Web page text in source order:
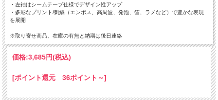
・左袖はシームテープ仕様でデザイン性アップ
・多彩なプリント/刺繍（エンボス、高周波、発泡、箔、ラメなど）で豊かな表現
を展開
※取り寄せ商品、在庫の有無と納期は後日連絡
価格:3,685円(税込)
[ポイント還元 36ポイント～]